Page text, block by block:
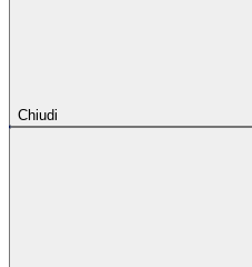
Chiudi